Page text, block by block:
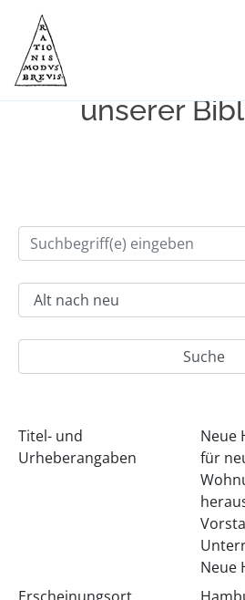
Einfache Suche
unserer
Titel- und
Urheberangaben
Neue
für
Neue